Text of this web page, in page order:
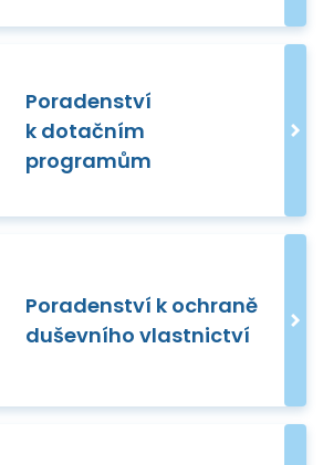
Poradenství
k dotačním
programům
Poradenství k ochraně
duševního vlastnictví